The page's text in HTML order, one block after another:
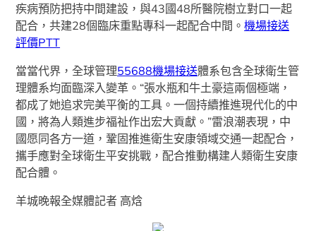
疾病預防把持中間建設，與43國48所醫院樹立對口一起
配合，共建28個臨床重點專科一起配合中間。機場接送
評價PTT
當當代界，全球管理55688機場接送體系包含全球衛生管
理體系均面臨深入變革。“張水瓶和牛土豪這兩個極端，
都成了她追求完美平衡的工具。一個持續推進現代化的中
國，將為人類進步福祉作出宏大貢獻。”雷浪潮表現，中
國愿同各方一道，鞏固推進衛生安康領域交通一起配合，
攜手應對全球衛生平安挑戰，配合推動構建人類衛生安康
配合體。
羊城晚報全媒體記者 高焓